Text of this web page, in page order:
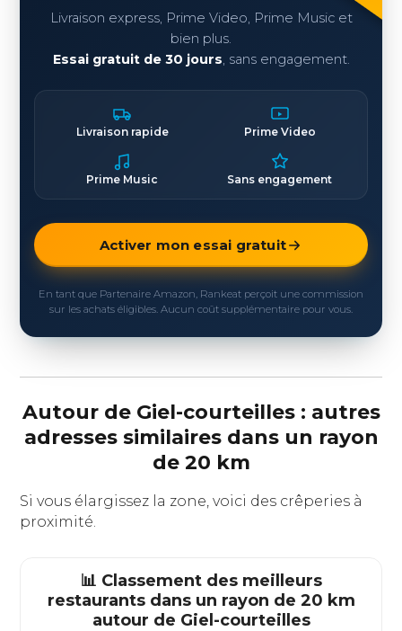
Livraison express, Prime Video, Prime Music et
bien plus.
Essai gratuit de 30 jours, sans engagement.
Livraison rapide Prime Video
Prime Music Sans engagement
Activer mon essai gratuit
En tant que Partenaire Amazon, Rankeat perçoit une commission
sur les achats éligibles. Aucun coût supplémentaire pour vous.
Autour de Giel-courteilles : autres
adresses similaires dans un rayon
de 20 km
Si vous élargissez la zone, voici des crêperies à
proximité.
📊 Classement des meilleurs
restaurants dans un rayon de 20 km
autour de Giel-courteilles